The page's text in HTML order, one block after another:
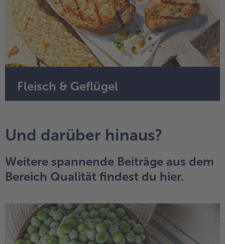
Fleisch & Geflügel
Und darüber hinaus?
Weitere spannende Beiträge aus dem
Bereich Qualität findest du hier.